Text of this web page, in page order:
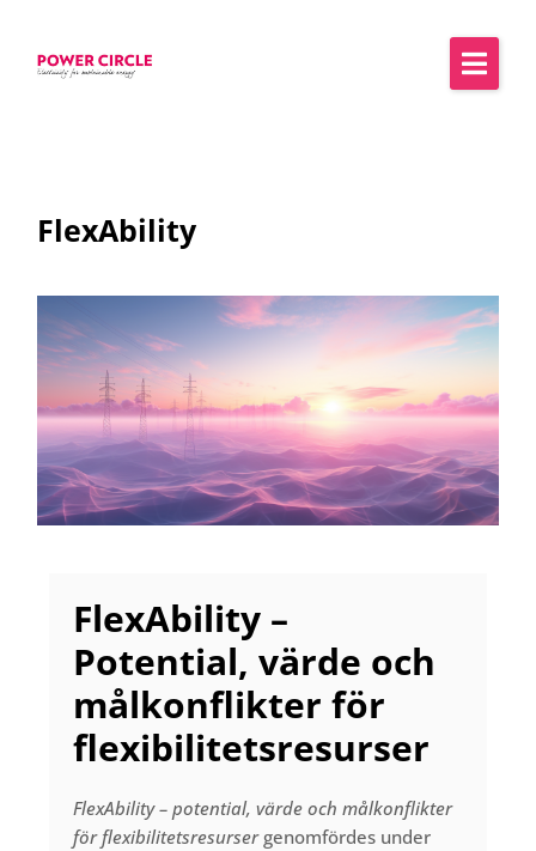
FlexAbility
FlexAbility –
Potential, värde och
målkonflikter för
flexibilitetsresurser
FlexAbility – potential, värde och målkonflikter
för flexibilitetsresurser genomfördes under